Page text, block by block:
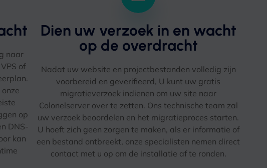
naar
of
op
DNS-
kan
Dien uw verzoek in en wacht
op de overdracht
Nadat uw website en projectbestanden volledig zijn
voorbereid en geverifieerd, U kunt uw gratis
migratieverzoek indienen om uw site naar
Colonelserver over te zetten. Ons technische team zal
uw verzoek beoordelen en het migratieproces starten.
U hoeft zich geen zorgen te maken, als er informatie of
een bestand ontbreekt, onze specialisten nemen direct
contact met u op om de installatie af te ronden.